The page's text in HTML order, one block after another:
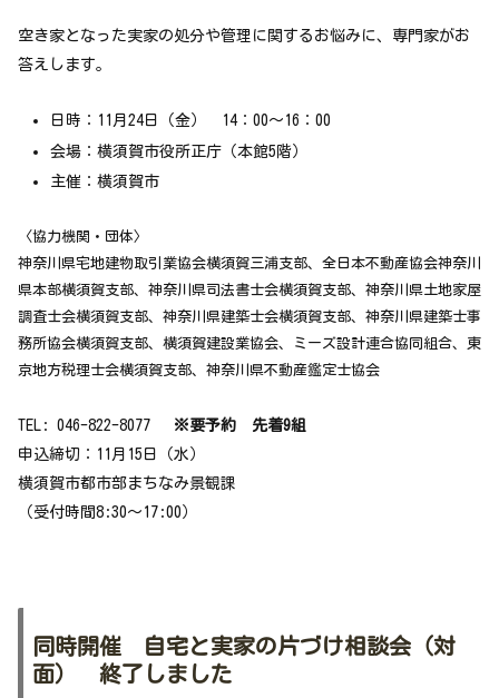
空き家となった実家の処分や管理に関するお悩みに、専門家がお
答えします。
日時：11月24日（金） 14：00～16：00
会場：横須賀市役所正庁（本館5階）
主催：横須賀市
〈協力機関・団体〉
神奈川県宅地建物取引業協会横須賀三浦支部、全日本不動産協会神奈川
県本部横須賀支部、神奈川県司法書士会横須賀支部、神奈川県土地家屋
調査士会横須賀支部、神奈川県建築士会横須賀支部、神奈川県建築士事
務所協会横須賀支部、横須賀建設業協会、ミーズ設計連合協同組合、東
京地方税理士会横須賀支部、神奈川県不動産鑑定士協会
TEL: 046-822-8077 ※要予約 先着9組
申込締切：11月15日（水）
横須賀市都市部まちなみ景観課
（受付時間8:30～17:00）
同時開催 自宅と実家の片づけ相談会（対
面）
終了しました